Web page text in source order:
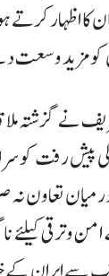
کا اظہار
مزید وسعت
نے گزشتہ
پیش رفت کو
تعاون
و ترقی کیلئے